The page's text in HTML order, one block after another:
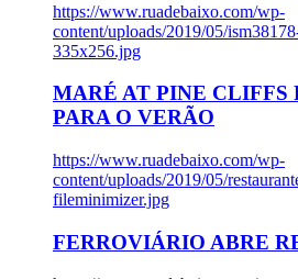
https://www.ruadebaixo.com/wp-
content/uploads/2019/05/
335x256.jpg
MARÉ AT PINE CLIFFS
PARA O VERÃO
https://www.ruadebaixo.com/wp-
content/uploads/2019/05/
fileminimizer.jpg
FERROVIÁRIO ABRE